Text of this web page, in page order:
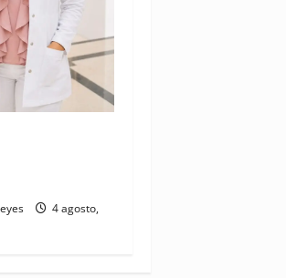
4 agosto,